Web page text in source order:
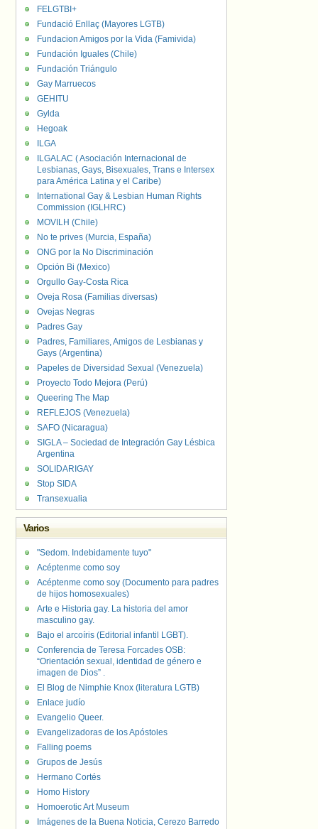
FELGTBI+
Fundació Enllaç (Mayores LGTB)
Fundacion Amigos por la Vida (Famivida)
Fundación Iguales (Chile)
Fundación Triángulo
Gay Marruecos
GEHITU
Gylda
Hegoak
ILGA
ILGALAC ( Asociación Internacional de
Lesbianas, Gays, Bisexuales, Trans e Intersex
para América Latina y el Caribe)
International Gay & Lesbian Human Rights
Commission (IGLHRC)
MOVILH (Chile)
No te prives (Murcia, España)
ONG por la No Discriminación
Opción Bi (Mexico)
Orgullo Gay-Costa Rica
Oveja Rosa (Familias diversas)
Ovejas Negras
Padres Gay
Padres, Familiares, Amigos de Lesbianas y
Gays (Argentina)
Papeles de Diversidad Sexual (Venezuela)
Proyecto Todo Mejora (Perú)
Queering The Map
REFLEJOS (Venezuela)
SAFO (Nicaragua)
SIGLA – Sociedad de Integración Gay Lésbica
Argentina
SOLIDARIGAY
Stop SIDA
Transexualia
Varios
"Sedom. Indebidamente tuyo"
Acéptenme como soy
Acéptenme como soy (Documento para padres
de hijos homosexuales)
Arte e Historia gay. La historia del amor
masculino gay.
Bajo el arcoíris (Editorial infantil LGBT).
Conferencia de Teresa Forcades OSB:
“Orientación sexual, identidad de género e
imagen de Dios” .
El Blog de Nimphie Knox (literatura LGTB)
Enlace judío
Evangelio Queer.
Evangelizadoras de los Apóstoles
Falling poems
Grupos de Jesús
Hermano Cortés
Homo History
Homoerotic Art Museum
Imágenes de la Buena Noticia, Cerezo Barredo